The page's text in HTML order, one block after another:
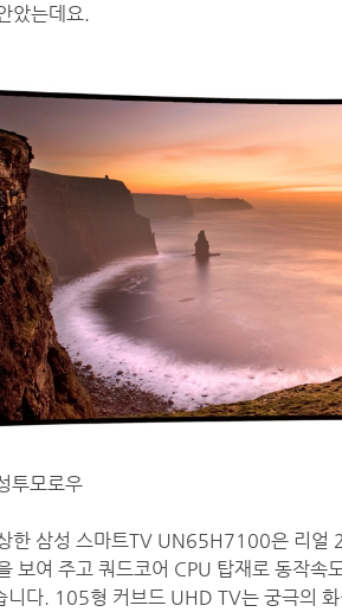
았는데요.
투모로우
한 삼성 스마트TV UN65H7100은 리얼
보여 주고 쿼드코어 CPU 탑재로 동작속
니다. 105형 커브드 UHD TV는 궁극의